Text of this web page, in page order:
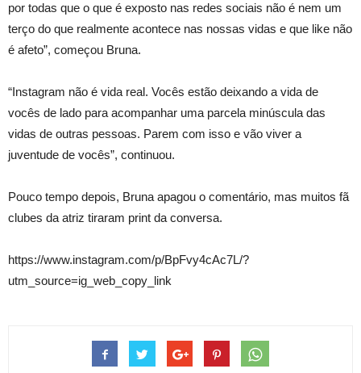
por todas que o que é exposto nas redes sociais não é nem um
terço do que realmente acontece nas nossas vidas e que like não
é afeto”, começou Bruna.
“Instagram não é vida real. Vocês estão deixando a vida de
vocês de lado para acompanhar uma parcela minúscula das
vidas de outras pessoas. Parem com isso e vão viver a
juventude de vocês”, continuou.
Pouco tempo depois, Bruna apagou o comentário, mas muitos fã
clubes da atriz tiraram print da conversa.
https://www.instagram.com/p/BpFvy4cAc7L/?
utm_source=ig_web_copy_link